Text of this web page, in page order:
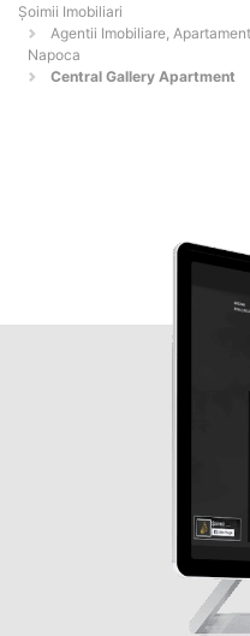
Șoimii Imobiliari
Agentii Imobiliare,
Napoca
Central Gallery Apartment